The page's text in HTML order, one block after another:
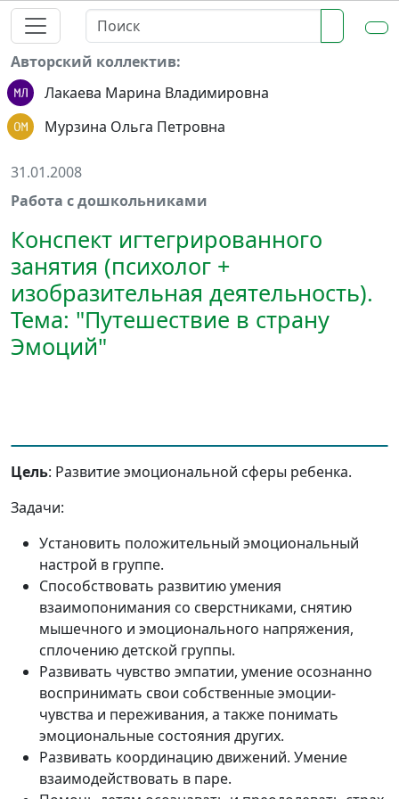
Авторский коллектив:
Лакаева Марина Владимировна
Мурзина Ольга Петровна
31.01.2008
Работа с дошкольниками
Конспект игтегрированного
занятия (психолог +
изобразительная деятельность).
Тема: "Путешествие в страну
Эмоций"
Цель: Развитие эмоциональной сферы ребенка.
Задачи:
Установить положительный эмоциональный
настрой в группе.
Способствовать развитию умения
взаимопонимания со сверстниками, снятию
мышечного и эмоционального напряжения,
сплочению детской группы.
Развивать чувство эмпатии, умение осознанно
воспринимать свои собственные эмоции-
чувства и переживания, а также понимать
эмоциональные состояния других.
Развивать координацию движений. Умение
взаимодействовать в паре.